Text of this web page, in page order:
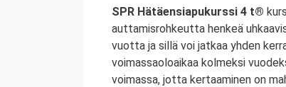
SPR Hätäensiapukurssi 4 t®
auttamisrohkeutta henkeä
vuotta ja sillä voi jatkaa yhden
voimassaoloaikaa kolmeksi
voimassa, jotta kertaaminen on